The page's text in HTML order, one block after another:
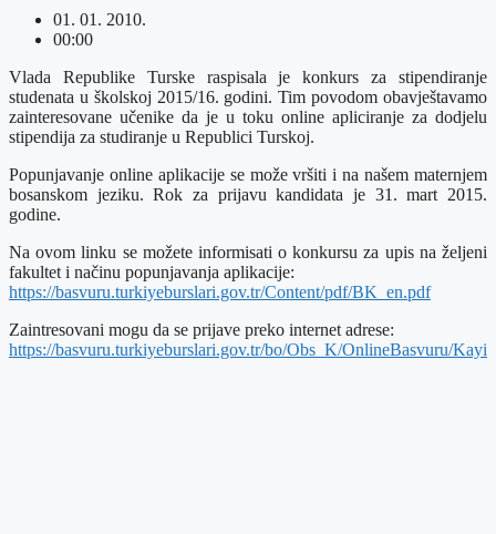
01. 01. 2010.
00:00
Vlada Republike Turske raspisala je konkurs za stipendiranje
studenata u školskoj 2015/16. godini. Tim povodom obavještavamo
zainteresovane učenike da je u toku online apliciranje za dodjelu
stipendija za studiranje u Republici Turskoj.
Popunjavanje online aplikacije se može vršiti i na našem maternjem
bosanskom jeziku. Rok za prijavu kandidata je 31. mart 2015.
godine.
Na ovom linku se možete informisati o konkursu za upis na željeni
fakultet i načinu popunjavanja aplikacije:
https://basvuru.turkiyeburslari.gov.tr/Content/pdf/BK_en.pdf
Zaintresovani mogu da se prijave preko internet adrese:
https://basvuru.turkiyeburslari.gov.tr/bo/Obs_K/OnlineBasvuru/